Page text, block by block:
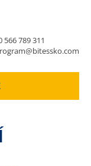
566 789 311